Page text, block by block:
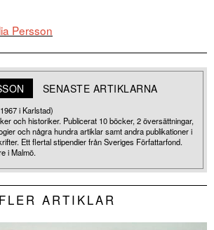
Persson
SENASTE ARTIKLARNA
i Karlstad)
och historiker. Publicerat 10 böcker, 2 översättningar,
och några hundra artiklar samt andra publikationer i
Ett flertal stipendier från Sveriges Författarfond.
i Malmö.
FLER ARTIKLAR